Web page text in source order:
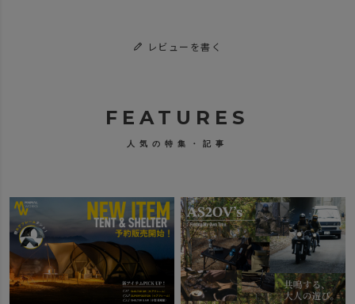
レビューを書く
FEATURES
人気の特集・記事